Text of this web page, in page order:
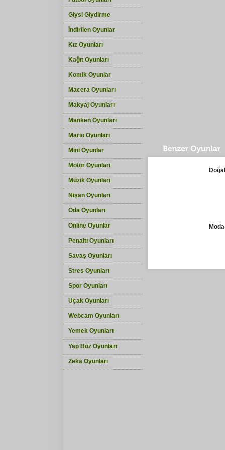
Giysi Giydirme
İndirilen Oyunlar
Kız Oyunları
Kağıt Oyunları
Komik Oyunlar
Macera Oyunları
Makyaj Oyunları
Manken Oyunları
Mario Oyunları
Mini Oyunlar
Motor Oyunları
Müzik Oyunları
Nişan Oyunları
Oda Oyunları
Online Oyunlar
Penaltı Oyunları
Savaş Oyunları
Stres Oyunları
Spor Oyunları
Uçak Oyunları
Webcam Oyunları
Yemek Oyunları
Yap Boz Oyunları
Zeka Oyunları